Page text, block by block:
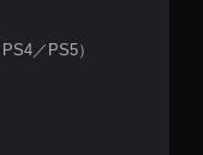
／PS5）